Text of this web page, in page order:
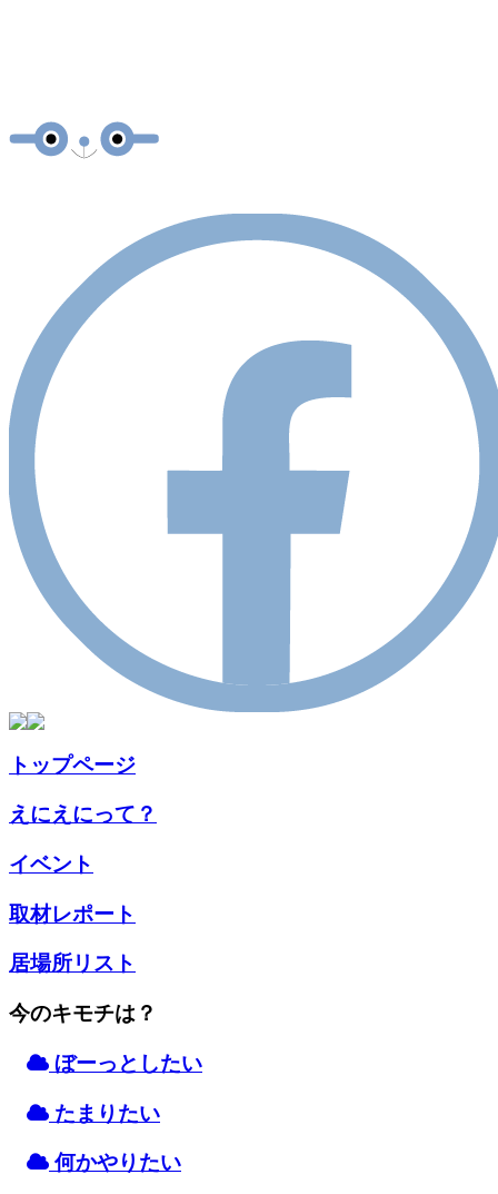
トップページ
えにえにって？
イベント
取材レポート
居場所リスト
今のキモチは？
ぼーっとしたい
たまりたい
何かやりたい